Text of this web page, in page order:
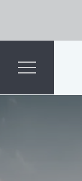
content